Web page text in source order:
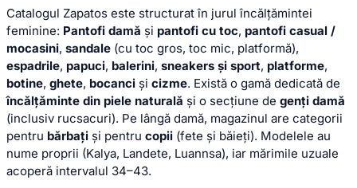
Catalogul Zapatos este structurat în jurul încălțămintei
feminine: Pantofi damă și pantofi cu toc, pantofi casual /
mocasini, sandale (cu toc gros, toc mic, platformă),
espadrile, papuci, balerini, sneakers și sport, platforme,
botine, ghete, bocanci și cizme. Există o gamă dedicată de
încălțăminte din piele naturală și o secțiune de genți damă
(inclusiv rucsacuri). Pe lângă damă, magazinul are categorii
pentru bărbați și pentru copii (fete și băieți). Modelele au
nume proprii (Kalya, Landete, Luannsa), iar mărimile uzuale
acoperă intervalul 34–43.